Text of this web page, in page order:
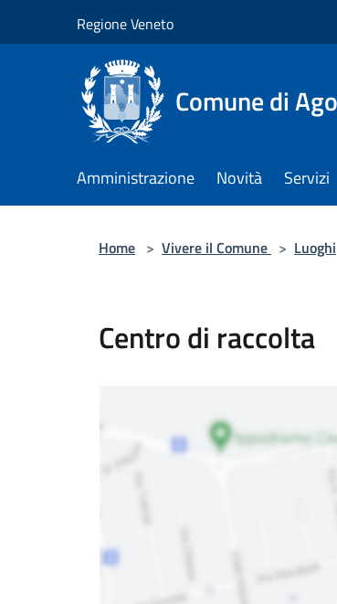
Regione Veneto
Comune di
Amministrazione Novità Servizi
Home > Vivere il Comune > Luoghi
Centro di raccolta